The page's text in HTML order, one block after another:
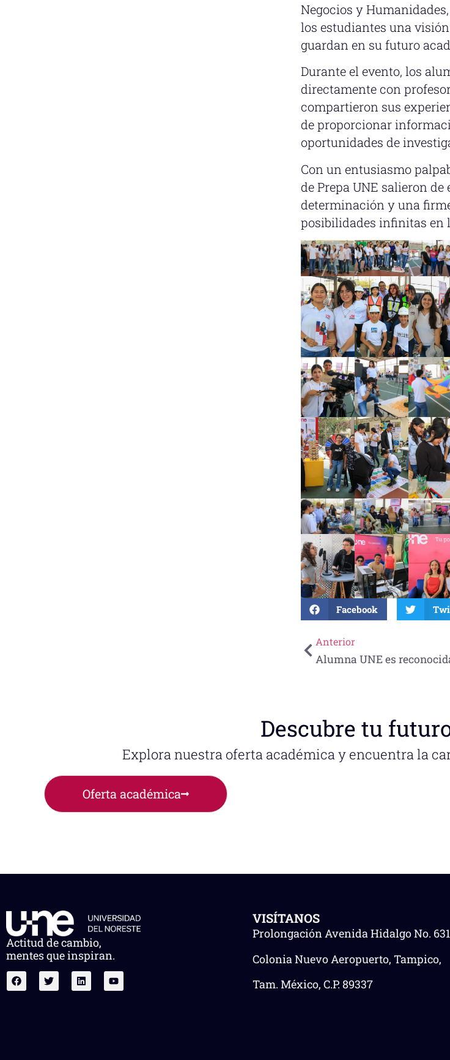
Negocios y
los estudiantes una
guardan en su futuro
Durante el evento, los
directamente con
compartieron sus
de proporcionar
oportunidades de
Con un entusiasmo
de Prepa UNE salieron
determinación y una
posibilidades infinitas en
Facebook
Anterior
Descubre tu
Explora nuestra oferta académica y encuentra la
Oferta académica
Actitud de cambio,
mentes que inspiran.
VISÍTANOS
Prolongación Avenida Hidalgo No.
Colonia Nuevo Aeropuerto, Tampico,
Tam. México, C.P. 89337